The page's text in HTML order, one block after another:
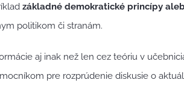
základné demokratické princípy
politikom či stranám.
aj inak než len cez teóriu v
pre rozprúdenie diskusie o